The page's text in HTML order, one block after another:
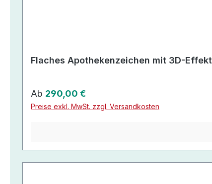
Flaches Apothekenzeichen mit 3D-Effekt
Regulärer Preis:
Ab 290,00 €
Preise exkl. MwSt. zzgl. Versandkosten